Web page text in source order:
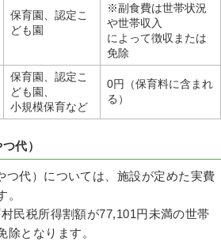
保育園、認定こ
ども園
※副食費は世帯状況
や世帯収入
によって徴収または
免除
保育園、認定こ
ども園、
小規模保育など
0円（保育料に含まれ
る）
代）
代）については、施設が定めた実費
。
民税所得割額が77,101円未満の世帯
除となります。